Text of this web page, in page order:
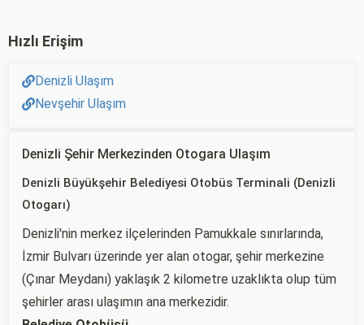
Hızlı Erişim
Denizli Ulaşım
Nevşehir Ulaşım
Denizli Şehir Merkezinden Otogara Ulaşım
Denizli Büyükşehir Belediyesi Otobüs Terminali (Denizli
Otogarı)
Denizli'nin merkez ilçelerinden Pamukkale sınırlarında,
İzmir Bulvarı üzerinde yer alan otogar, şehir merkezine
(Çınar Meydanı) yaklaşık 2 kilometre uzaklıkta olup tüm
şehirler arası ulaşımın ana merkezidir.